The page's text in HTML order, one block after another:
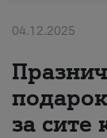
Надополни
За нас
04.12.2025
за сите